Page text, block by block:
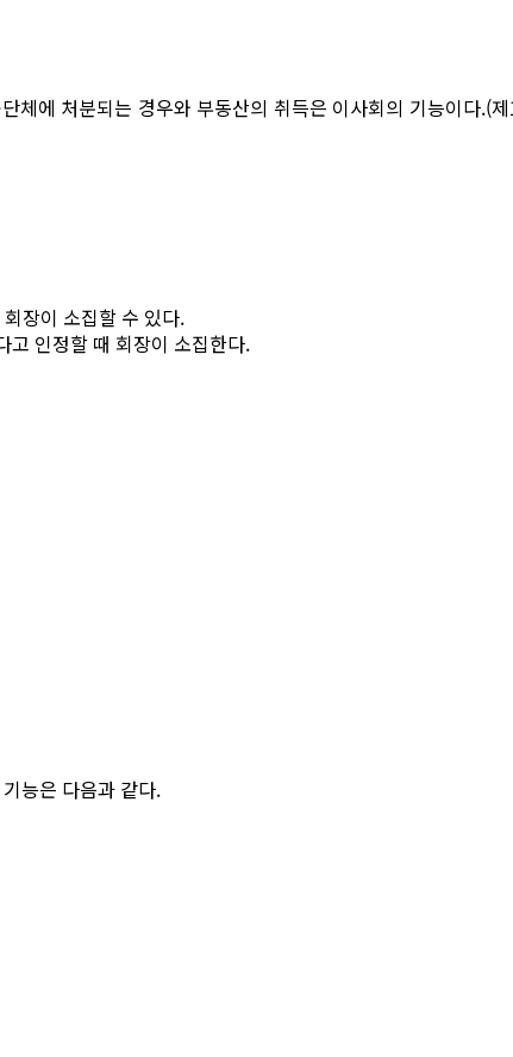
체에 처분되는 경우와 부동산의 취득은 이사회의 기능이다.(
장이 소집할 수 있다.
고 인정할 때 회장이 소집한다.
능은 다음과 같다.